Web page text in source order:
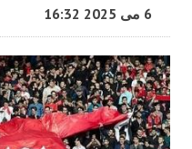
6 می 2025 16:32